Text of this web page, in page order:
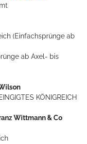
(Einfachsprünge ab
ab Axel- bis
KÖNIGREICH
Wittmann & Co